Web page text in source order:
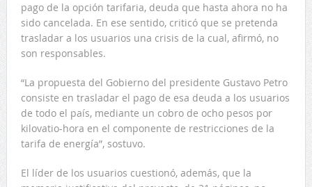
pago de la opción tarifaria, deuda que hasta ahora no ha
sido cancelada. En ese sentido, criticó que se pretenda
trasladar a los usuarios una crisis de la cual, afirmó, no
son responsables.
“La propuesta del Gobierno del presidente Gustavo Petro
consiste en trasladar el pago de esa deuda a los usuarios
de todo el país, mediante un cobro de ocho pesos por
kilovatio-hora en el componente de restricciones de la
tarifa de energía”, sostuvo.
El líder de los usuarios cuestionó, además, que la